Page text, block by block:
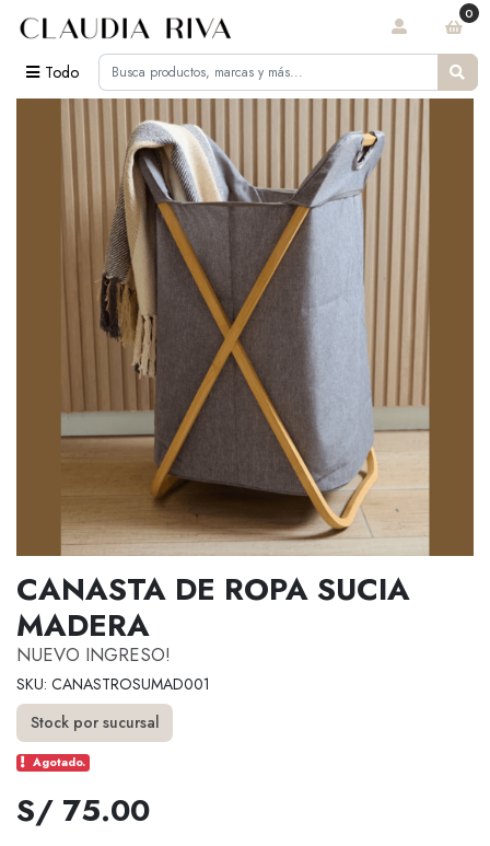
Todo
0
CANASTA DE ROPA SUCIA
MADERA
NUEVO INGRESO!
SKU: CANASTROSUMAD001
Stock por sucursal
Agotado.
S/ 75.00